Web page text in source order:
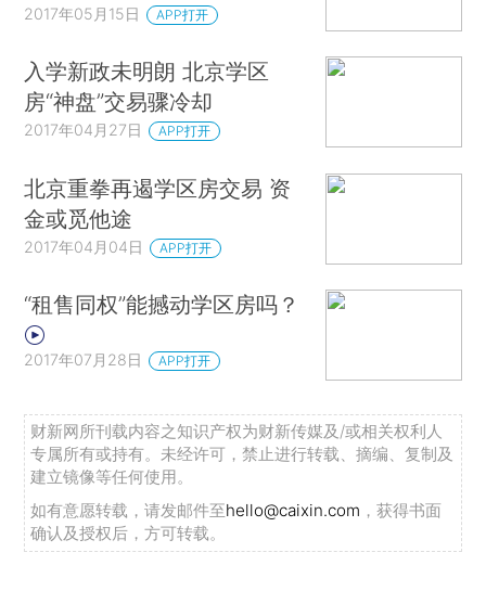
2017年05月15日 APP打开
入学新政未明朗 北京学区
房“神盘”交易骤冷却
2017年04月27日 APP打开
北京重拳再遏学区房交易 资
金或觅他途
2017年04月04日 APP打开
“租售同权”能撼动学区房吗？
2017年07月28日 APP打开
财新网所刊载内容之知识产权为财新传媒及/或相关权利人
专属所有或持有。未经许可，禁止进行转载、摘编、复制及
建立镜像等任何使用。
如有意愿转载，请发邮件至hello@caixin.com ，获得书面
确认及授权后，方可转载。